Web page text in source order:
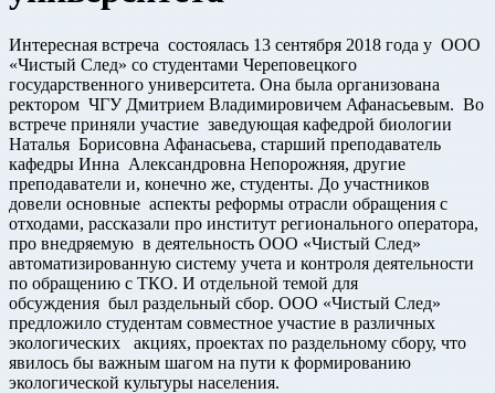
Интересная встреча состоялась 13 сентября 2018 года у ООО
«Чистый След» со студентами Череповецкого
государственного университета. Она была организована
ректором ЧГУ Дмитрием Владимировичем Афанасьевым. Во
встрече приняли участие заведующая кафедрой биологии
Наталья Борисовна Афанасьева, старший преподаватель
кафедры Инна Александровна Непорожняя, другие
преподаватели и, конечно же, студенты. До участников
довели основные аспекты реформы отрасли обращения с
отходами, рассказали про институт регионального оператора,
про внедряемую в деятельность ООО «Чистый След»
автоматизированную систему учета и контроля деятельности
по обращению с ТКО. И отдельной темой для
обсуждения был раздельный сбор. ООО «Чистый След»
предложило студентам совместное участие в различных
экологических акциях, проектах по раздельному сбору, что
явилось бы важным шагом на пути к формированию
экологической культуры населения.